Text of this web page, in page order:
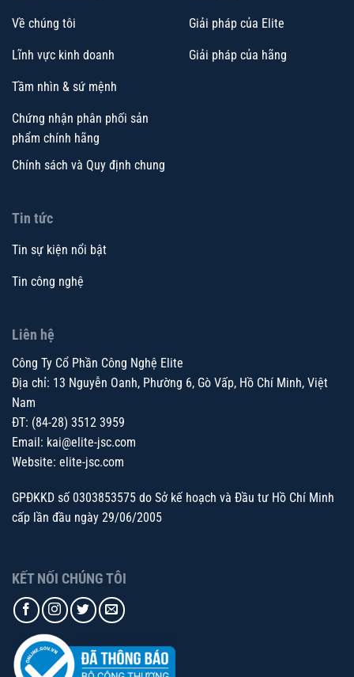
Về chúng tôi
Lĩnh vực kinh doanh
Tầm nhìn & sứ mệnh
Chứng nhận phân phối sản
phẩm chính hãng
Chính sách và Quy định chung
Giải pháp của Elite
Giải pháp của hãng
Tin tức
Tin sự kiện nổi bật
Tin công nghệ
Liên hệ
Công Ty Cổ Phần Công Nghệ Elite
Địa chỉ: 13 Nguyễn Oanh, Phường 6, Gò Vấp, Hồ Chí Minh, Việt
Nam
ĐT: (84-28) 3512 3959
Email: kai@elite-jsc.com
Website: elite-jsc.com
GPĐKKD số 0303853575 do Sở kế hoạch và Đầu tư Hồ Chí Minh
cấp lần đầu ngày 29/06/2005
KẾT NỐI CHÚNG TÔI